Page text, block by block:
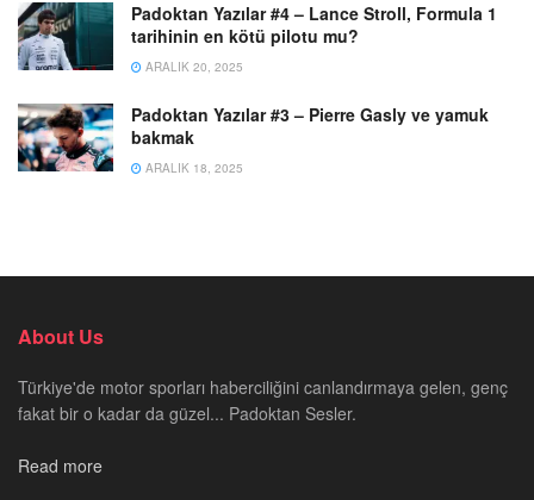
Padoktan Yazılar #4 – Lance Stroll, Formula 1
tarihinin en kötü pilotu mu?
ARALIK 20, 2025
Padoktan Yazılar #3 – Pierre Gasly ve yamuk
bakmak
ARALIK 18, 2025
About Us
Türkiye'de motor sporları haberciliğini canlandırmaya gelen, genç
fakat bir o kadar da güzel... Padoktan Sesler.
Read more